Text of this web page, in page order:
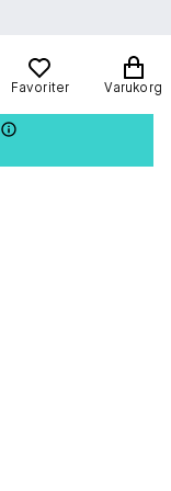
Favoriter Varukorg